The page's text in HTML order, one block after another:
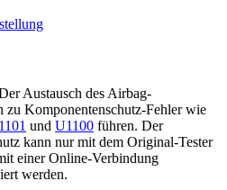
Austausch des Airbag-
zu Komponentenschutz-Fehler wie
und U1100 führen. Der
kann nur mit dem Original-Tester
einer Online-Verbindung
werden.